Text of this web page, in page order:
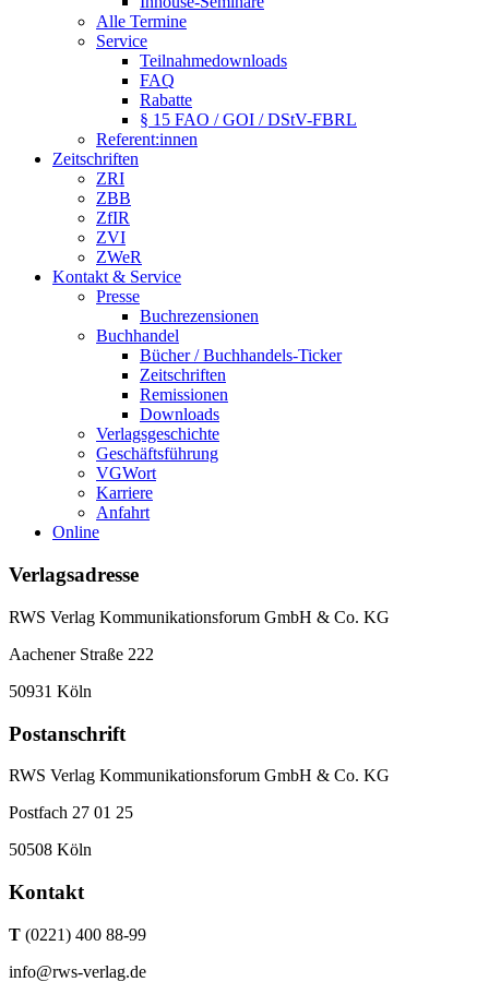
Alle Termine
Service
Teilnahmedownloads
FAQ
Rabatte
§ 15 FAO / GOI / DStV-FBRL
Referent:innen
Zeitschriften
ZRI
ZBB
ZfIR
ZVI
ZWeR
Kontakt & Service
Presse
Buchrezensionen
Buchhandel
Bücher / Buchhandels-Ticker
Zeitschriften
Remissionen
Downloads
Verlagsgeschichte
Geschäftsführung
VGWort
Karriere
Anfahrt
Online
Verlagsadresse
RWS Verlag Kommunikationsforum GmbH & Co. KG
Aachener Straße 222
50931 Köln
Postanschrift
RWS Verlag Kommunikationsforum GmbH & Co. KG
Postfach 27 01 25
50508 Köln
Kontakt
T (0221) 400 88-99
info@rws-verlag.de